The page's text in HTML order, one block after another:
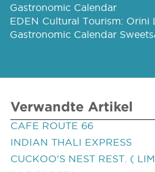
Gastronomic Calendar
EDEN Cultural Tourism: Orini
Gastronomic Calendar
Verwandte Artikel
CAFE ROUTE 66
INDIAN THALI EXPRESS
CUCKOO'S NEST REST. (